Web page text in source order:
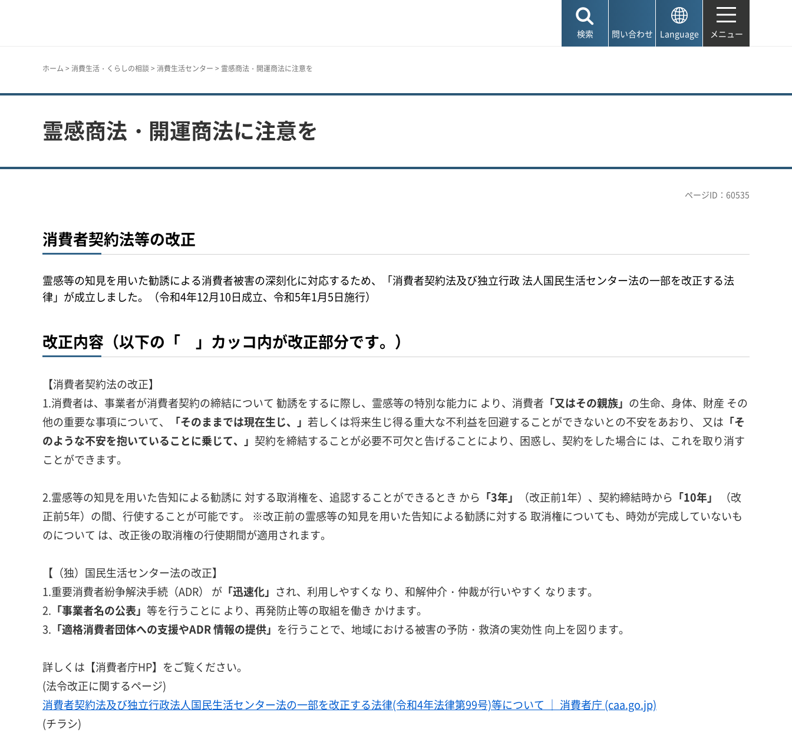
検索 問い合わせ Language メニュー
ホーム > 消費生活・くらしの相談 > 消費生活センター > 霊感商法・開運商法に注意を
霊感商法・開運商法に注意を
ページID：60535
消費者契約法等の改正
霊感等の知見を用いた勧誘による消費者被害の深刻化に対応するため、「消費者契約法及び独立行政 法人国民生活センター法の一部を改正する法
律」が成立しました。（令和4年12月10日成立、令和5年1月5日施行）
改正内容（以下の「 」カッコ内が改正部分です。）
【消費者契約法の改正】
1.消費者は、事業者が消費者契約の締結について 勧誘をするに際し、霊感等の特別な能力に より、消費者 「又はその親族」 の生命、身体、財産 その
他の重要な事項について、
「そのままでは現在生じ、」 若しくは将来生じ得る重大な不利益を回避することができないとの不安をあおり、 又は 「そ
のような不安を抱いていることに乗じて、」 契約を締結することが必要不可欠と告げることにより、困惑し、契約をした場合に は、これを取り消す
ことができます。
2.霊感等の知見を用いた告知による勧誘に 対する取消権を、追認することができるとき から 「3年」 （改正前1年）、契約締結時から 「10年」
（改
正前5年）の間、行使することが可能です。 ※改正前の霊感等の知見を用いた告知による勧誘に対する 取消権についても、時効が完成していないも
のについて は、改正後の取消権の行使期間が適用されます。
【（独）国民生活センター法の改正】
1.重要消費者紛争解決手続（ADR） が 「迅速化」 され、利用しやすくな り、和解仲介・仲裁が行いやすく なります。
2. 「事業者名の公表」 等を行うことに より、再発防止等の取組を働き かけます。
3. 「適格消費者団体への支援やADR 情報の提供」 を行うことで、地域における被害の予防・救済の実効性 向上を図ります。
詳しくは【消費者庁HP】をご覧ください。
(法令改正に関するページ)
消費者契約法及び独立行政法人国民生活センター法の一部を改正する法律(令和4年法律第99号)等について ｜ 消費者庁 (caa.go.jp)
(チラシ)